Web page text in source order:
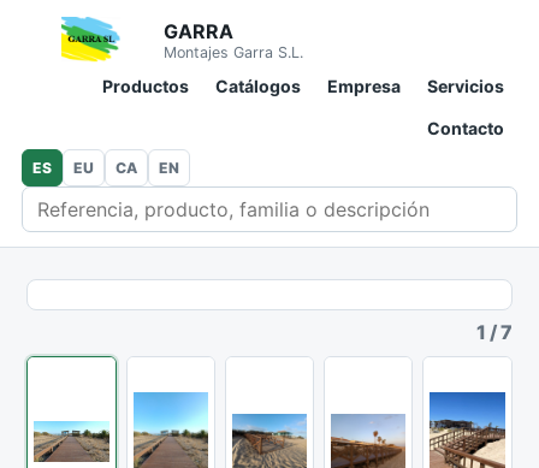
GARRA
Montajes Garra S.L.
Productos Catálogos Empresa Servicios
Contacto
Buscar en catálogo
ES EU CA EN
1 /7